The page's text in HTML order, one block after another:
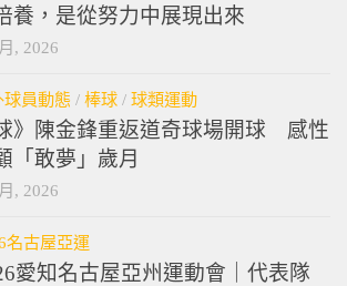
養，是從努力中展現出來
, 2026
球員動態 / 棒球 / 球類運動
》陳金鋒重返道奇球場開球 感性
「敢夢」歲月
, 2026
名古屋亞運
愛知名古屋亞州運動會｜代表隊